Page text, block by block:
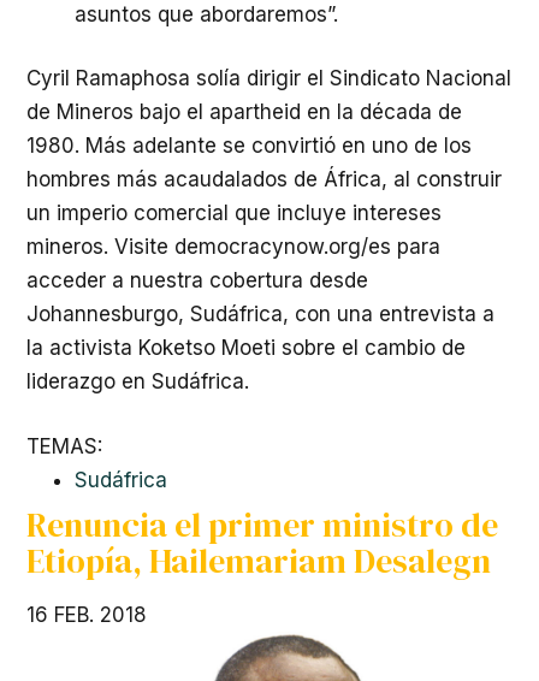
asuntos que abordaremos”.
Cyril Ramaphosa solía dirigir el Sindicato Nacional
de Mineros bajo el apartheid en la década de
1980. Más adelante se convirtió en uno de los
hombres más acaudalados de África, al construir
un imperio comercial que incluye intereses
mineros. Visite democracynow.org/es para
acceder a nuestra cobertura desde
Johannesburgo, Sudáfrica, con una entrevista a
la activista Koketso Moeti sobre el cambio de
liderazgo en Sudáfrica.
TEMAS:
Sudáfrica
Renuncia el primer ministro de
Etiopía, Hailemariam Desalegn
16 FEB. 2018